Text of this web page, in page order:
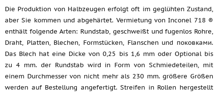
Die Produktion von Halbzeugen erfolgt oft im geglühten Zustand,
aber Sie kommen und abgehärtet. Vermietung von Inconel 718 ®
enthält folgende Arten: Rundstab, geschweißt und fugenlos Rohre,
Draht, Platten, Blechen, Formstücken, Flanschen und поковками.
Das Blech hat eine Dicke von 0,25 bis 1,6 mm oder Optional bis
zu 4 mm. der Rundstab wird in Form von Schmiedeteilen, mit
einem Durchmesser von nicht mehr als 230 mm. größere Größen
werden auf Bestellung angefertigt. Streifen in Rollen hergestellt